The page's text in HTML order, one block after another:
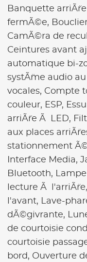
Banquette
fermÃ©e,
CamÃ©ra de
Ceintures avant
automatique bi-
systÃ¨me audio
vocales, Compte
couleur, ESP,
arriÃ¨re Ã LED,
aux places
stationnement
Interface Media,
Bluetooth,
lecture Ã l'arriÃ¨re,
l'avant,
Lave-
dÃ©givrante,
de courtoisie
courtoisie
bord, Ouverture